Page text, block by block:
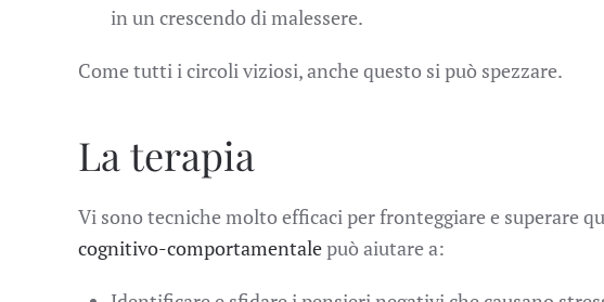
in un crescendo di malessere.
Come tutti i circoli viziosi, anche questo si può spezzare.
La terapia
Vi sono tecniche molto efficaci per fronteggiare e superare
cognitivo-comportamentalepuò aiutare a: